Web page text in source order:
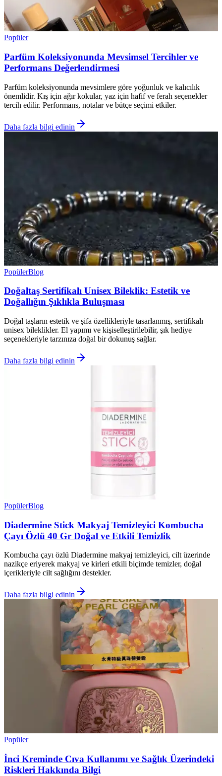
Popüler
Parfüm Koleksiyonunda Mevsimsel Tercihler ve
Performans Değerlendirmesi
Parfüm koleksiyonunda mevsimlere göre yoğunluk ve kalıcılık
önemlidir. Kış için ağır kokular, yaz için hafif ve ferah seçenekler
tercih edilir. Performans, notalar ve bütçe seçimi etkiler.
Daha fazla bilgi edinin
PopülerBlog
Doğaltaş Sertifikalı Unisex Bileklik: Estetik ve
Doğallığın Şıklıkla Buluşması
Doğal taşların estetik ve şifa özellikleriyle tasarlanmış, sertifikalı
unisex bileklikler. El yapımı ve kişiselleştirilebilir, şık hediye
seçenekleriyle tarzınıza doğal bir dokunuş sağlar.
Daha fazla bilgi edinin
PopülerBlog
Diadermine Stick Makyaj Temizleyici Kombucha
Çayı Özlü 40 Gr Doğal ve Etkili Temizlik
Kombucha çayı özlü Diadermine makyaj temizleyici, cilt üzerinde
nazikçe eriyerek makyaj ve kirleri etkili biçimde temizler, doğal
içerikleriyle cilt sağlığını destekler.
Daha fazla bilgi edinin
Popüler
İnci Kreminde Cıva Kullanımı ve Sağlık Üzerindeki
Riskleri Hakkında Bilgi